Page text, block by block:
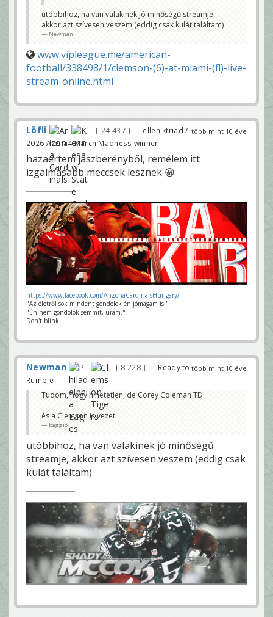
utóbbihoz, ha van valakinek jó minőségű streamje,
akkor azt szívesen veszem (eddig csak kulát találtam)
Newman
www.vipleague.me/american-
football/338498/1/clemson-(6)-at-miami-(fl)-live-
stream-online.html
több mint 10 éve
Löfli 24 437
— ellenIktriad /
2026 Arena4 March Madness winner
hazaértem jászberényből, remélem itt
izgalmasabb meccsek lesznek 😀
https://www.facebook.com/ArizonaCardinalsHungary/
"Az életről sok mindent gondolok én jómagam is."
"Én nem gondolok semmit, uram."
Don't blink!
több mint 10 éve
Newman 8 228
— Ready to
Rumble
Tudom, hogy hihetetlen, de Corey Coleman TD!
és a Clemson is vezet
baggio
utóbbihoz, ha van valakinek jó minőségű
streamje, akkor azt szívesen veszem (eddig csak
kulát találtam)